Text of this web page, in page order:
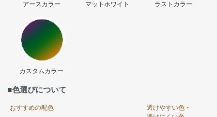
アースカラー マットホワイト ラストカラー
カスタムカラー
■色選びについて
おすすめの配色
透けやすい色・